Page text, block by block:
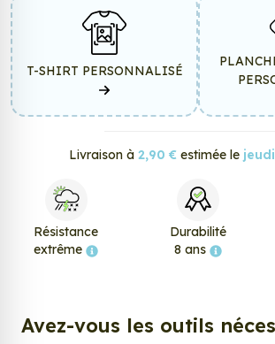
T-SHIRT PERSONNALISÉ
Livraison à 2,90 € estimée le
Résistance
extrême
Durabilité
8 ans
Avez-vous les outils